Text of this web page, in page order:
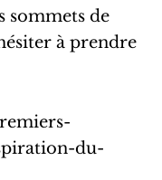
sommets de
à prendre
du-